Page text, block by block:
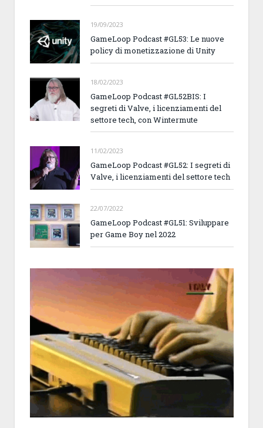
19/09/2023
GameLoop Podcast #GL53: Le nuove
policy di monetizzazione di Unity
18/02/2023
GameLoop Podcast #GL52BIS: I
segreti di Valve, i licenziamenti del
settore tech, con Wintermute
11/02/2023
GameLoop Podcast #GL52: I segreti di
Valve, i licenziamenti del settore tech
22/07/2022
GameLoop Podcast #GL51: Sviluppare
per Game Boy nel 2022